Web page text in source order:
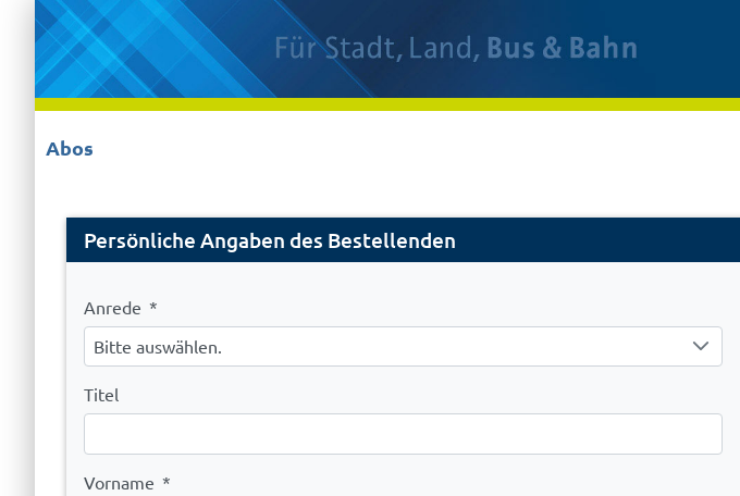
Abos
Registration
Persönliche Angaben des Bestellenden
Anrede *
Bitte auswählen.
Titel
Vorname *